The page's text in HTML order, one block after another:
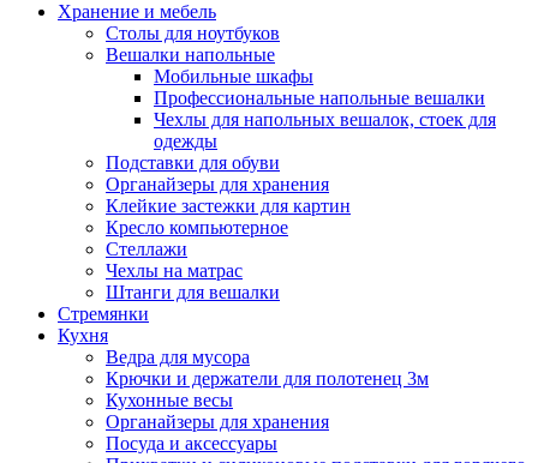
Хранение и мебель
Столы для ноутбуков
Вешалки напольные
Мобильные шкафы
Профессиональные напольные вешалки
Чехлы для напольных вешалок, стоек для
одежды
Подставки для обуви
Органайзеры для хранения
Клейкие застежки для картин
Кресло компьютерное
Стеллажи
Чехлы на матрас
Штанги для вешалки
Стремянки
Кухня
Ведра для мусора
Крючки и держатели для полотенец 3м
Кухонные весы
Органайзеры для хранения
Посуда и аксессуары